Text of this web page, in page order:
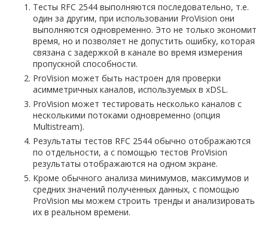
Тесты RFC 2544 выполняются последовательно, т.е.
один за другим, при использовании ProVision они
выполняются одновременно. Это не только экономит
время, но и позволяет не допустить ошибку, которая
связана с задержкой в канале во время измерения
пропускной способности.
ProVision может быть настроен для проверки
асимметричных каналов, используемых в xDSL.
ProVision может тестировать несколько каналов с
несколькими потоками одновременно (опция
Multistream).
Результаты тестов RFC 2544 обычно отображаются
по отдельности, а с помощью тестов ProVision
результаты отображаются на одном экране.
Кроме обычного анализа минимумов, максимумов и
средних значений полученных данных, с помощью
ProVision мы можем строить тренды и анализировать
их в реальном времени.